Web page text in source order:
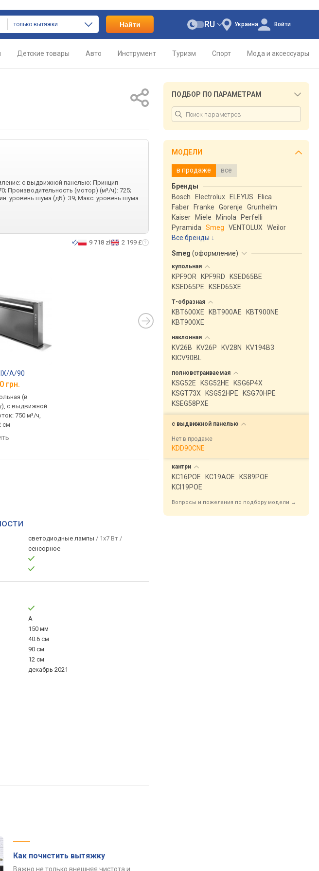
только вытяжки Найти Украина
RU Войти
Детские товары Авто Инструмент Туризм Спорт Мода и аксессуары
с выдвижной панелью; Принцип
Производительность (мотор) (м³/ч): 725;
уровень шума (дБ): 39; Макс. уровень шума
9 718 zł 2 199 £
IX/A/90
грн.
(в
с выдвижной
750 м³/ч,
см
светодиодные лампы / 1x7 Вт /
сенсорное
A
150 мм
40.6 см
90 см
12 см
декабрь 2021
Как почистить вытяжку
Важно не только внешняя чистота и
ПОДБОР ПО ПАРАМЕТРАМ
МОДЕЛИ
в продаже все
Бренды
Bosch
Electrolux ELEYUS
Elica
Faber
Franke Gorenje
Grunhelm
Kaiser
Miele Minola
Perfelli
Pyramida
Smeg VENTOLUX
Weilor
Все бренды
Smeg (оформление)
купольная
KPF9OR KPF9RD
KSED65BE
KSED65PE
KSED65XE
Т-образная
KBT600XE KBT900AE
KBT900NE
KBT900XE
наклонная
KV26B KV26P KV28N
KV194B3
KICV90BL
полновстраиваемая
KSG52E KSG52HE
KSG6P4X
KSGT73X
KSG52HPE
KSG70HPE
KSEG58PXE
с выдвижной панелью
Нет в продаже
KDD90CNE
кантри
KC16POE KC19AOE
KS89POE
KCI19POE
Вопросы и пожелания по подбору модели →